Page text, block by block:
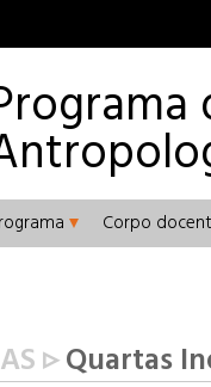
Corpo
▹Quartas